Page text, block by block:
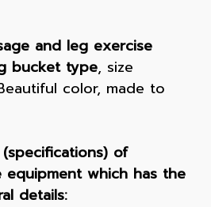
and leg exercise
bucket type, size
color, made to
of
which has the
details: